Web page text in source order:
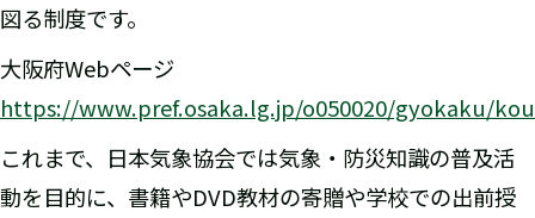
図る制度です。
大阪府Webページ
https://www.pref.osaka.lg.jp/o050020/gyokaku/
これまで、日本気象協会では気象・防災知識の普及活
動を目的に、書籍やDVD教材の寄贈や学校での出前授